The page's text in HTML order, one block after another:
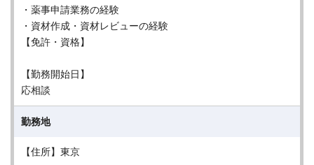
・薬事申請業務の経験
・資材作成・資材レビューの経験
【免許・資格】
【勤務開始日】
応相談
勤務地
【住所】東京